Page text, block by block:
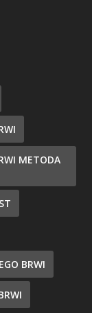
METODA
BRWI